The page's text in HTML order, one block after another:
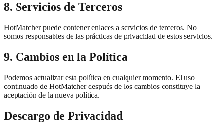
8. Servicios de Terceros
HotMatcher puede contener enlaces a servicios de terceros. No
somos responsables de las prácticas de privacidad de estos servicios.
9. Cambios en la Política
Podemos actualizar esta política en cualquier momento. El uso
continuado de HotMatcher después de los cambios constituye la
aceptación de la nueva política.
Descargo de Privacidad